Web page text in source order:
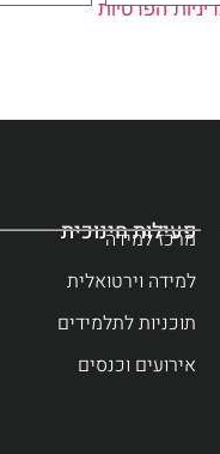
הפרטיות
פעילות חינוכית
מרכז למידה
למידה וירטואלית
תוכניות לתלמידים
אירועים וכנסים